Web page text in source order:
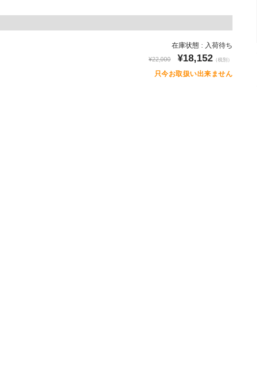
在庫状態 : 入荷待ち
¥22,000 ¥18,152 （税別）
只今お取扱い出来ません